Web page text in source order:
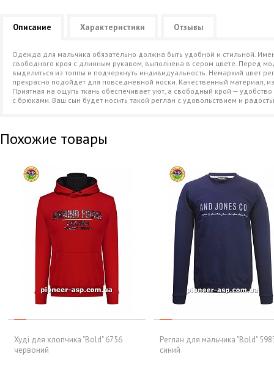
Описание Характеристики Отзывы
Одежда для мальчика обязательно должна быть удобной и стильной.
свободного кроя с длинным рукавом, выполнена в сером цвете. Перед
выделиться из толпы и подчеркнуть индивидуальность. Немаркий цвет
прекрасно подойдет для повседневной носки. Качественный материал,
Приятная на ощупь ткань обеспечивает уют, а свободный крой —
с брюками. Ваш сын будет носить такой реглан с удовольствием и
Похожие товары
Худі для хлопчика "Bold" 6756
червоний
Реглан для мальчика "Bold"
синий